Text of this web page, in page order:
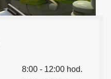
8:00 - 12:00 hod.